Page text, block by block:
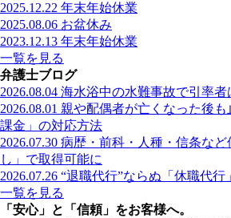
2025.12.22 年末年始休業
2025.08.06 お盆休み
2023.12.13 年末年始休業
一覧を見る
弁護士ブログ
2026.08.04 海水浴中の水難事故で引率者
2026.08.01 親や配偶者が亡くなった後
課金」の対応方法
2026.07.30 病歴・前科・人種・信条な
し」で取得可能に
2026.07.26 “退職代行”ならぬ「休職代行
一覧を見る
「安心」と「信頼」をお客様へ。